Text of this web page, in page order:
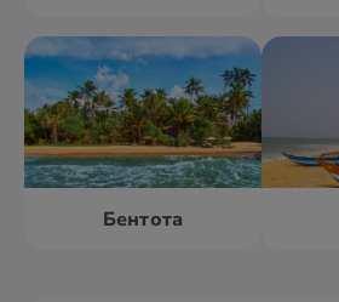
Бентота